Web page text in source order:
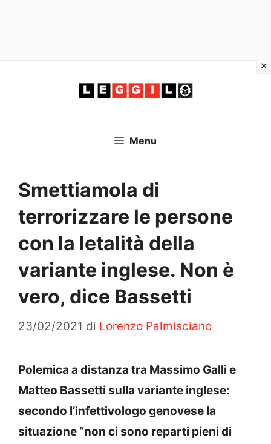
Menu
Smettiamola di
terrorizzare le persone
con la letalità della
variante inglese. Non è
vero, dice Bassetti
23/02/2021 di Lorenzo Palmisciano
Polemica a distanza tra Massimo Galli e
Matteo Bassetti sulla variante inglese:
secondo l’infettivologo genovese la
situazione “non ci sono reparti pieni di